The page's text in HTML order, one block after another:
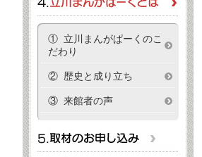
① 立川まんがぱーくのこ
だわり
② 歴史と成り立ち
③ 来館者の声